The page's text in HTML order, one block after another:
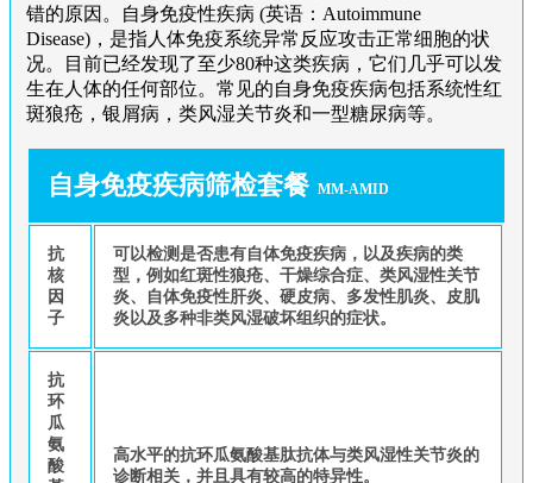
错的原因。自身免疫性疾病 (英语：Autoimmune
Disease)，是指人体免疫系统异常反应攻击正常细胞的状
况。目前已经发现了至少80种这类疾病，它们几乎可以发
生在人体的任何部位。常见的自身免疫疾病包括系统性红
斑狼疮，银屑病，类风湿关节炎和一型糖尿病等。
自身免疫疾病筛检套餐 MM-AMID
抗
核
因
子
可以检测是否患有自体免疫疾病，以及疾病的类
型，例如红斑性狼疮、干燥综合症、类风湿性关节
炎、自体免疫性肝炎、硬皮病、多发性肌炎、皮肌
炎以及多种非类风湿破坏组织的症状。
抗
环
瓜
氨
酸
高水平的抗环瓜氨酸基肽抗体与类风湿性关节炎的
诊断相关，并且具有较高的特异性。